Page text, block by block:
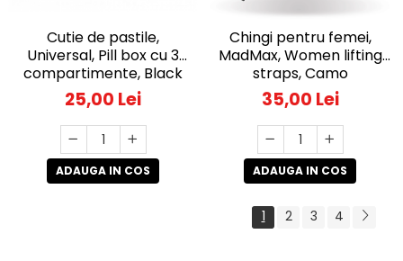
Cutie de pastile,
Universal, Pill box cu 3
compartimente, Black
25,00 Lei
ADAUGA IN COS
Chingi pentru femei,
MadMax, Women lifting
straps, Camo
35,00 Lei
ADAUGA IN COS
1 2 3 4